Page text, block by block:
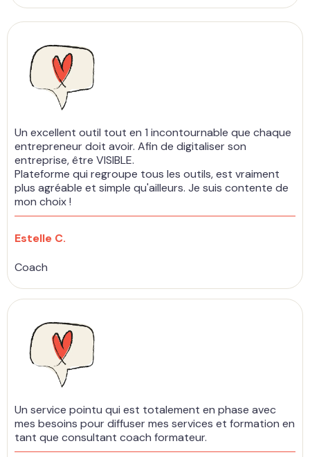
Un excellent outil tout en 1 incontournable que chaque
entrepreneur doit avoir. Afin de digitaliser son
entreprise, être VISIBLE.
Plateforme qui regroupe tous les outils, est vraiment
plus agréable et simple qu'ailleurs. Je suis contente de
mon choix !
Estelle C.
Coach
Un service pointu qui est totalement en phase avec
mes besoins pour diffuser mes services et formation en
tant que consultant coach formateur.